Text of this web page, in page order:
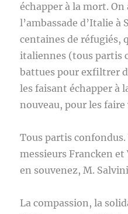
échapper à la mort.
l’ambassade d’Italie à
centaines de réfugiés,
italiennes (tous partis
battues pour exfiltrer
les faisant échapper à
nouveau, pour les
Tous partis confondus.
messieurs Francken et
en souvenez, M.
La compassion, la